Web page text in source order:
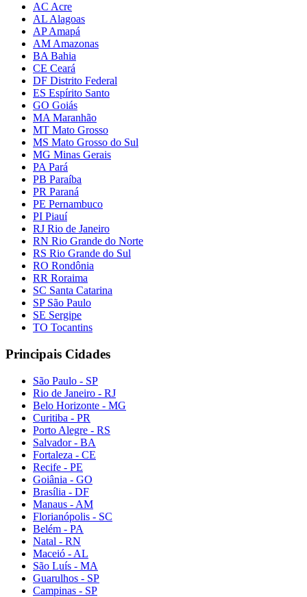
AC Acre
AL Alagoas
AP Amapá
AM Amazonas
BA Bahia
CE Ceará
DF Distrito Federal
ES Espírito Santo
GO Goiás
MA Maranhão
MT Mato Grosso
MS Mato Grosso do Sul
MG Minas Gerais
PA Pará
PB Paraíba
PR Paraná
PE Pernambuco
PI Piauí
RJ Rio de Janeiro
RN Rio Grande do Norte
RS Rio Grande do Sul
RO Rondônia
RR Roraima
SC Santa Catarina
SP São Paulo
SE Sergipe
TO Tocantins
Principais Cidades
São Paulo - SP
Rio de Janeiro - RJ
Belo Horizonte - MG
Curitiba - PR
Porto Alegre - RS
Salvador - BA
Fortaleza - CE
Recife - PE
Goiânia - GO
Brasília - DF
Manaus - AM
Florianópolis - SC
Belém - PA
Natal - RN
Maceió - AL
São Luís - MA
Guarulhos - SP
Campinas - SP